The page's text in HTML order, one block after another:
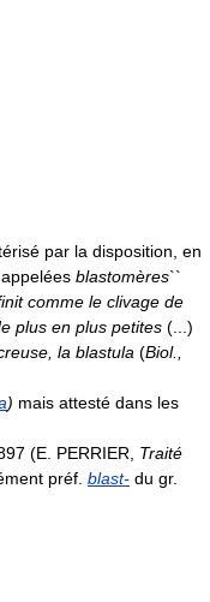
par la disposition, en
blastomères``
comme le clivage de
plus en plus petites (...)
la blastula (Biol.,
) mais attesté dans les
(E. PERRIER, Traité
préf. blast- du gr.